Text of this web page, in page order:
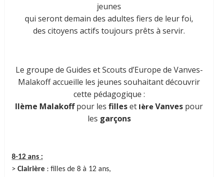
jeunes
qui seront demain des adultes fiers de leur foi,
des citoyens actifs toujours prêts à servir.
Le groupe de Guides et Scouts d’Europe de Vanves-
Malakoff accueille les jeunes souhaitant découvrir
cette pédagogique :
IIème Malakoffpour les filleset Ière Vanves pour
les garçons
8-12 ans :
> Clairière : filles de 8 à 12 ans,